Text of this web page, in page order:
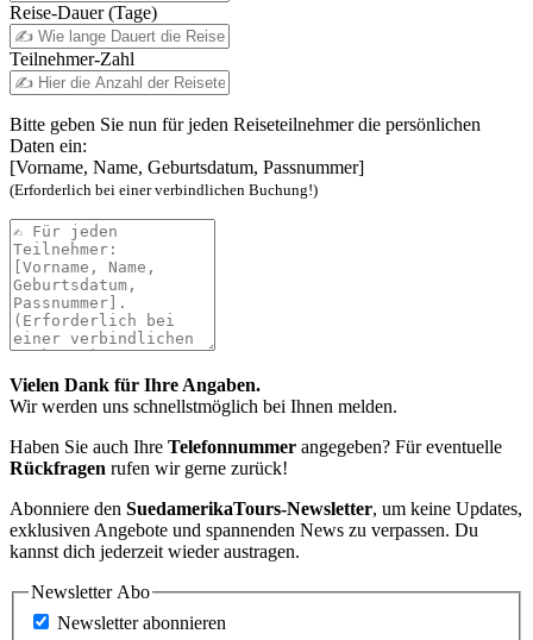
Reise-Dauer (Tage)
Teilnehmer-Zahl
Bitte geben Sie nun für jeden Reiseteilnehmer die persönlichen
Daten ein:
[Vorname, Name, Geburtsdatum, Passnummer]
(Erforderlich bei einer verbindlichen Buchung!)
Vielen Dank für Ihre Angaben.
Wir werden uns schnellstmöglich bei Ihnen melden.
Haben Sie auch Ihre Telefonnummer angegeben? Für eventuelle
Rückfragen rufen wir gerne zurück!
Abonniere den SuedamerikaTours-Newsletter, um keine Updates,
exklusiven Angebote und spannenden News zu verpassen. Du
kannst dich jederzeit wieder austragen.
Newsletter Abo
Newsletter abonnieren